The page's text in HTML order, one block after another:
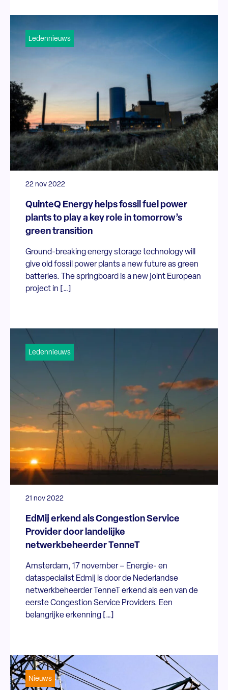
Ledennieuws
22 nov 2022
QuinteQ Energy helps fossil fuel power
plants to play a key role in tomorrow’s
green transition
Ground-breaking energy storage technology will
give old fossil power plants a new future as green
batteries. The springboard is a new joint European
project in […]
Ledennieuws
21 nov 2022
EdMij erkend als Congestion Service
Provider door landelijke
netwerkbeheerder TenneT
Amsterdam, 17 november – Energie- en
dataspecialist Edmij is door de Nederlandse
netwerkbeheerder TenneT erkend als een van de
eerste Congestion Service Providers. Een
belangrijke erkenning […]
Nieuws